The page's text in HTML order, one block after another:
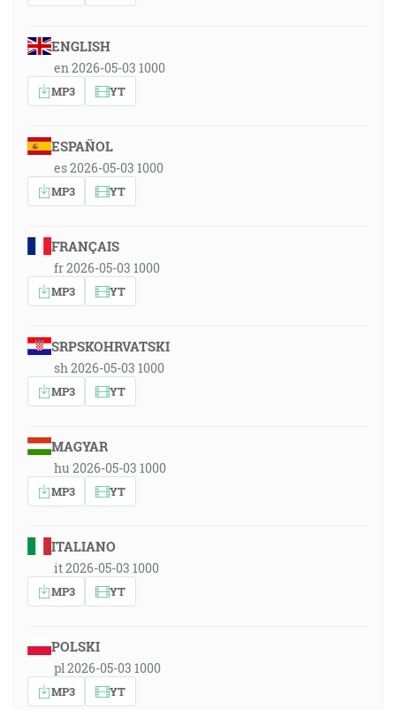
ENGLISH
en 2026-05-03 1000
MP3 YT
ESPAÑOL
es 2026-05-03 1000
MP3 YT
FRANÇAIS
fr 2026-05-03 1000
MP3 YT
SRPSKOHRVATSKI
sh 2026-05-03 1000
MP3 YT
MAGYAR
hu 2026-05-03 1000
MP3 YT
ITALIANO
it 2026-05-03 1000
MP3 YT
POLSKI
pl 2026-05-03 1000
MP3 YT